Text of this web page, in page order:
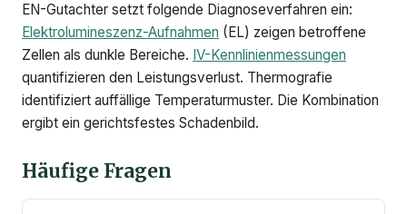
EN-Gutachter setzt folgende Diagnoseverfahren ein:
Elektrolumineszenz-Aufnahmen (EL) zeigen betroffene
Zellen als dunkle Bereiche. IV-Kennlinienmessungen
quantifizieren den Leistungsverlust. Thermografie
identifiziert auffällige Temperaturmuster. Die Kombination
ergibt ein gerichtsfestes Schadenbild.
Häufige Fragen